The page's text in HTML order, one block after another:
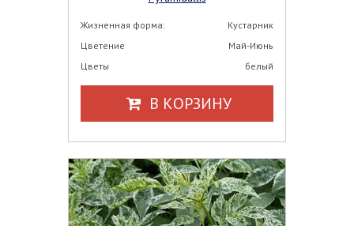
Жизненная форма:
Кустарник
Цветение
Май-Июнь
Цветы
белый
В КОРЗИНУ